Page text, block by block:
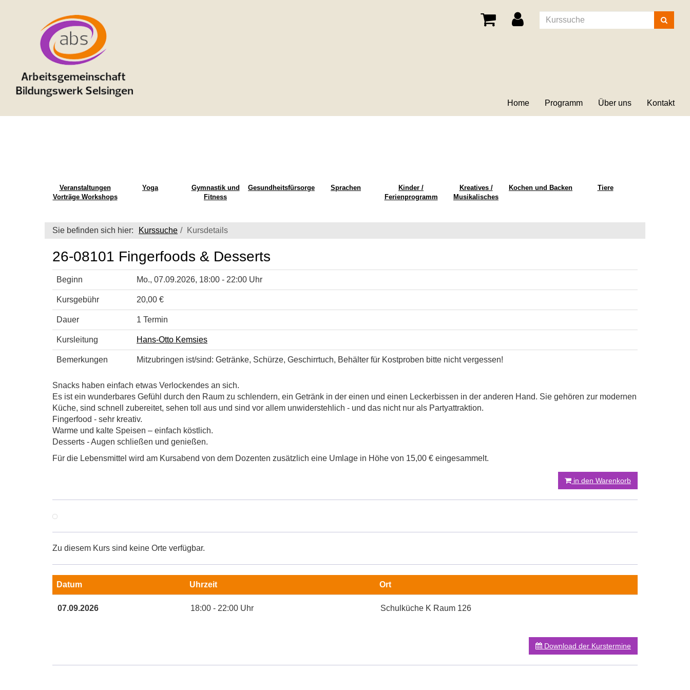
Kurse
suchen
Home Programm Über uns Kontakt
Veranstaltungen
Vorträge Workshops
Yoga
Gymnastik und
Fitness
Gesundheitsfürsorge Sprachen
Kinder /
Ferienprogramm
Kreatives /
Musikalisches
Kochen und Backen Tiere
Sie befinden sich hier: Kurssuche Kursdetails
26-08101 Fingerfoods & Desserts
Beginn Mo., 07.09.2026, 18:00 - 22:00 Uhr
Kursgebühr 20,00 €
Dauer 1 Termin
Kursleitung Hans-Otto Kemsies
Bemerkungen Mitzubringen ist/sind: Getränke, Schürze, Geschirrtuch, Behälter für Kostproben bitte nicht vergessen!
Snacks haben einfach etwas Verlockendes an sich.
Es ist ein wunderbares Gefühl durch den Raum zu schlendern, ein Getränk in der einen und einen Leckerbissen in der anderen Hand. Sie gehören zur modernen
Küche, sind schnell zubereitet, sehen toll aus und sind vor allem unwiderstehlich - und das nicht nur als Partyattraktion.
Fingerfood - sehr kreativ.
Warme und kalte Speisen – einfach köstlich.
Desserts - Augen schließen und genießen.
Für die Lebensmittel wird am Kursabend von dem Dozenten zusätzlich eine Umlage in Höhe von 15,00 € eingesammelt.
in den Warenkorb
Zu diesem Kurs sind keine Orte verfügbar.
zum
Datum Uhrzeit Ort
07.09.2026 18:00 - 22:00 Uhr Schulküche K Raum 126
Download der Kurstermine